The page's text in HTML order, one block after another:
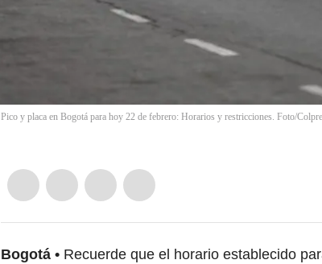
Pico y placa en Bogotá para hoy 22 de febrero: Horarios y restricciones. Foto/
Bogotá
Recuerde que el horario establecido